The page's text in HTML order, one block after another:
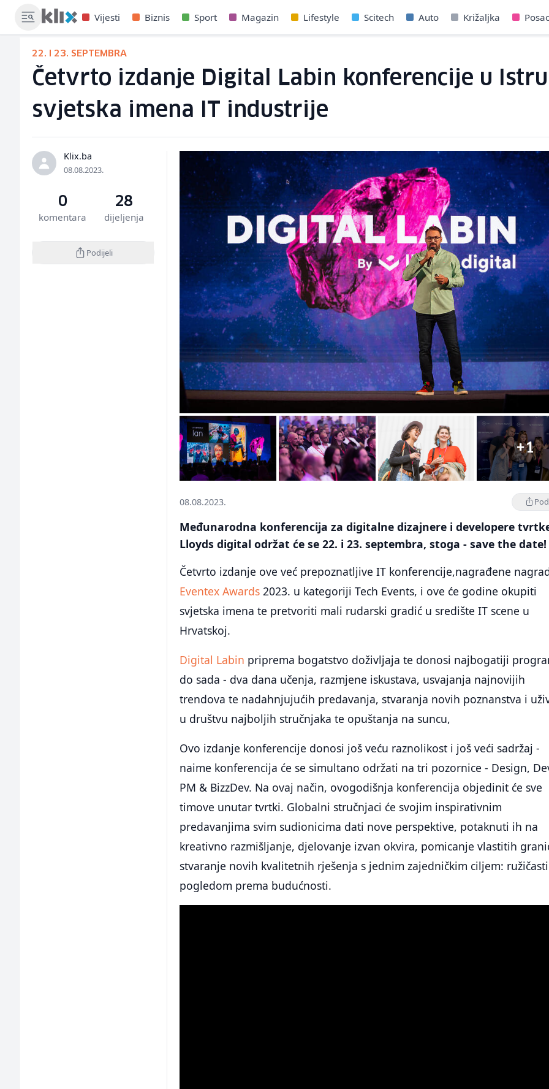
Vijesti Biznis Sport Magazin Lifestyle Scitech Auto Križaljka
22. I 23. SEPTEMBRA
Četvrto izdanje Digital Labin konferencije u
svjetska imena IT industrije
Klix.ba
08.08.2023.
0
komentara
28
dijeljenja
Podijeli
+1
08.08.2023.
Međunarodna konferencija za digitalne dizajnere i developere
Lloyds digital održat će se 22. i 23. septembra, stoga - save the date!
Četvrto izdanje ove već prepoznatljive IT konferencije,nagrađene
Eventex Awards 2023. u kategoriji Tech Events, i ove će godine okupiti
svjetska imena te pretvoriti mali rudarski gradić u središte IT scene u
Hrvatskoj.
Digital Labin priprema bogatstvo doživljaja te donosi najbogatiji
do sada - dva dana učenja, razmjene iskustava, usvajanja najnovijih
trendova te nadahnjujućih predavanja, stvaranja novih poznanstva i
u društvu najboljih stručnjaka te opuštanja na suncu,
Ovo izdanje konferencije donosi još veću raznolikost i još veći sadržaj -
naime konferencija će se simultano održati na tri pozornice - Design,
PM & BizzDev. Na ovaj način, ovogodišnja konferencija objedinit će sve
timove unutar tvrtki. Globalni stručnjaci će svojim inspirativnim
predavanjima svim sudionicima dati nove perspektive, potaknuti ih na
kreativno razmišljanje, djelovanje izvan okvira, pomicanje vlastitih
stvaranje novih kvalitetnih rješenja s jednim zajedničkim ciljem:
pogledom prema budućnosti.